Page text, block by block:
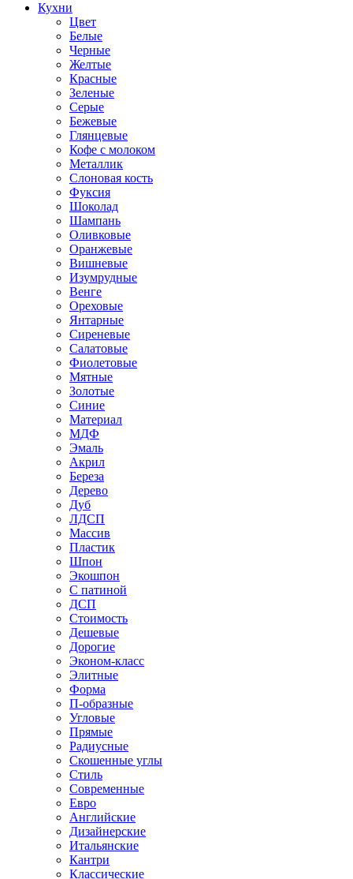
Кухни
Цвет
Белые
Черные
Желтые
Красные
Зеленые
Серые
Бежевые
Глянцевые
Кофе с молоком
Металлик
Слоновая кость
Фуксия
Шоколад
Шампань
Оливковые
Оранжевые
Вишневые
Изумрудные
Венге
Ореховые
Янтарные
Сиреневые
Салатовые
Фиолетовые
Мятные
Золотые
Синие
Материал
МДФ
Эмаль
Акрил
Береза
Дерево
Дуб
ЛДСП
Массив
Пластик
Шпон
Экошпон
С патиной
ДСП
Стоимость
Дешевые
Дорогие
Эконом-класс
Элитные
Форма
П-образные
Угловые
Прямые
Радиусные
Скошенные углы
Стиль
Современные
Евро
Английские
Дизайнерские
Итальянские
Кантри
Классические